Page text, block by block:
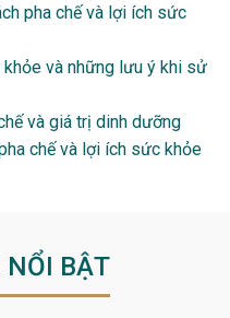
pha chế và lợi ích sức
và những lưu ý khi sử
và giá trị dinh dưỡng
chế và lợi ích sức khỏe
BẬT